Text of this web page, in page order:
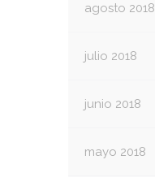
agosto 2018
julio 2018
junio 2018
mayo 2018